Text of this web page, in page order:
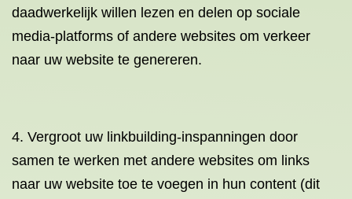
daadwerkelijk willen lezen en delen op sociale
media-platforms of andere websites om verkeer
naar uw website te genereren.
4. Vergroot uw linkbuilding-inspanningen door
samen te werken met andere websites om links
naar uw website toe te voegen in hun content (dit